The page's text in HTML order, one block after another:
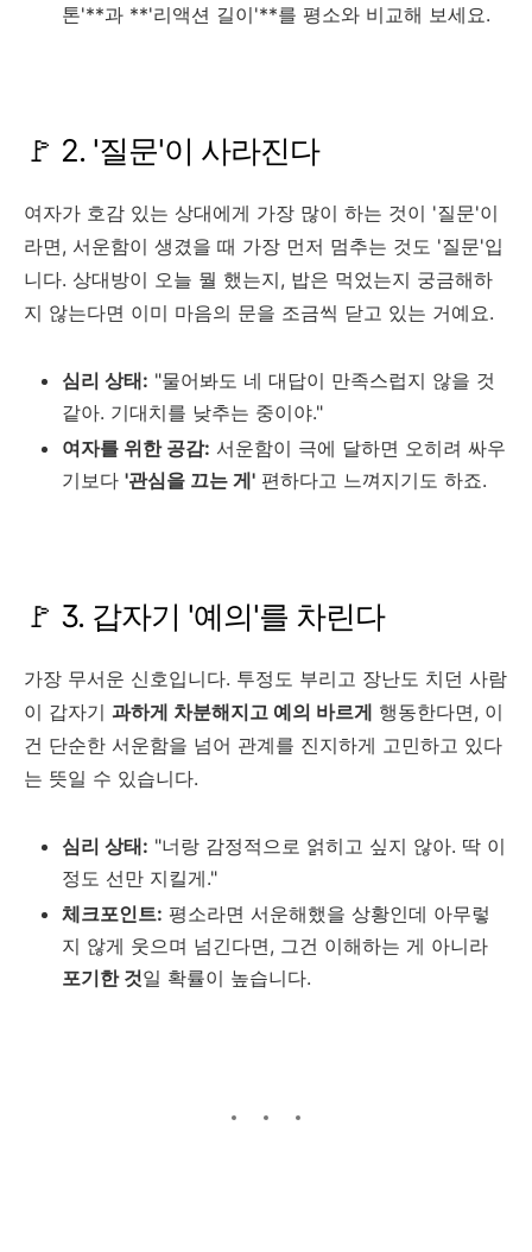
톤'**과 **'리액션 길이'**를 평소와 비교해 보세요.
🚩 2. '질문'이 사라진다
여자가 호감 있는 상대에게 가장 많이 하는 것이 '질문'이
라면, 서운함이 생겼을 때 가장 먼저 멈추는 것도 '질문'입
니다. 상대방이 오늘 뭘 했는지, 밥은 먹었는지 궁금해하
지 않는다면 이미 마음의 문을 조금씩 닫고 있는 거예요.
심리 상태: "물어봐도 네 대답이 만족스럽지 않을 것
같아. 기대치를 낮추는 중이야."
여자를 위한 공감: 서운함이 극에 달하면 오히려 싸우
기보다 '관심을 끄는 게' 편하다고 느껴지기도 하죠.
🚩 3. 갑자기 '예의'를 차린다
가장 무서운 신호입니다. 투정도 부리고 장난도 치던 사람
이 갑자기 과하게 차분해지고 예의 바르게 행동한다면, 이
건 단순한 서운함을 넘어 관계를 진지하게 고민하고 있다
는 뜻일 수 있습니다.
심리 상태: "너랑 감정적으로 얽히고 싶지 않아. 딱 이
정도 선만 지킬게."
체크포인트: 평소라면 서운해했을 상황인데 아무렇
지 않게 웃으며 넘긴다면, 그건 이해하는 게 아니라
포기한 것일 확률이 높습니다.